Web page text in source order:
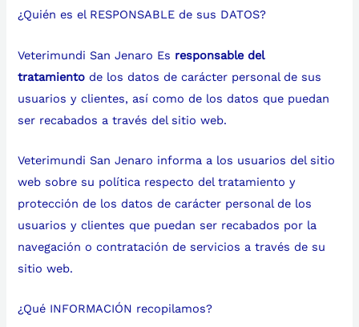
¿Quién es el RESPONSABLE de sus DATOS?
Veterimundi San Jenaro Es responsable del
tratamientode los datos de carácter personal de sus
usuarios y clientes, así como de los datos que puedan
ser recabados a través del sitio web.
Veterimundi San Jenaro informa a los usuarios del sitio
web sobre su política respecto del tratamiento y
protección de los datos de carácter personal de los
usuarios y clientes que puedan ser recabados por la
navegación o contratación de servicios a través de su
sitio web.
¿Qué INFORMACIÓN recopilamos?